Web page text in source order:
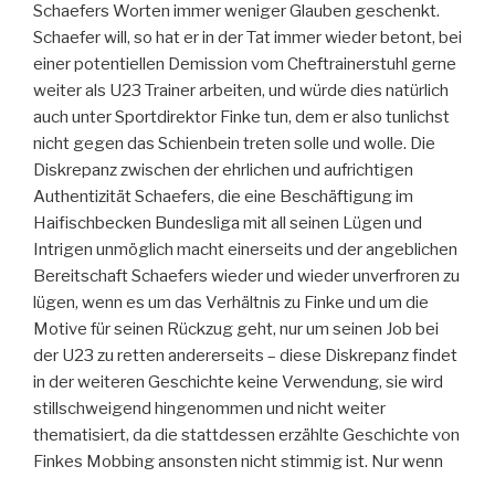
Schaefers Worten immer weniger Glauben geschenkt.
Schaefer will, so hat er in der Tat immer wieder betont, bei
einer potentiellen Demission vom Cheftrainerstuhl gerne
weiter als U23 Trainer arbeiten, und würde dies natürlich
auch unter Sportdirektor Finke tun, dem er also tunlichst
nicht gegen das Schienbein treten solle und wolle. Die
Diskrepanz zwischen der ehrlichen und aufrichtigen
Authentizität Schaefers, die eine Beschäftigung im
Haifischbecken Bundesliga mit all seinen Lügen und
Intrigen unmöglich macht einerseits und der angeblichen
Bereitschaft Schaefers wieder und wieder unverfroren zu
lügen, wenn es um das Verhältnis zu Finke und um die
Motive für seinen Rückzug geht, nur um seinen Job bei
der U23 zu retten andererseits – diese Diskrepanz findet
in der weiteren Geschichte keine Verwendung, sie wird
stillschweigend hingenommen und nicht weiter
thematisiert, da die stattdessen erzählte Geschichte von
Finkes Mobbing ansonsten nicht stimmig ist. Nur wenn